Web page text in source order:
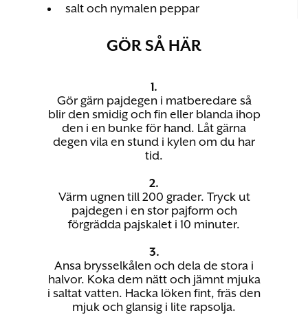
salt och nymalen peppar
GÖR SÅ HÄR
1.
Gör gärn pajdegen i matberedare så
blir den smidig och fin eller blanda ihop
den i en bunke för hand. Låt gärna
degen vila en stund i kylen om du har
tid.
2.
Värm ugnen till 200 grader. Tryck ut
pajdegen i en stor pajform och
förgrädda pajskalet i 10 minuter.
3.
Ansa brysselkålen och dela de stora i
halvor. Koka dem nätt och jämnt mjuka
i saltat vatten. Hacka löken fint, fräs den
mjuk och glansig i lite rapsolja.